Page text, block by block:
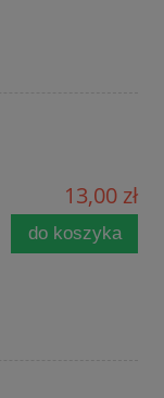
13,00 zł
do koszyka